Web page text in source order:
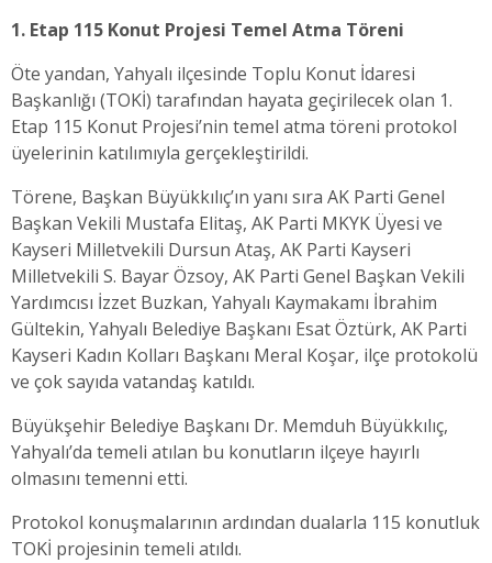
1. Etap 115 Konut Projesi Temel Atma Töreni
Öte yandan, Yahyalı ilçesinde Toplu Konut İdaresi
Başkanlığı (TOKİ) tarafından hayata geçirilecek olan 1.
Etap 115 Konut Projesi’nin temel atma töreni protokol
üyelerinin katılımıyla gerçekleştirildi.
Törene, Başkan Büyükkılıç’ın yanı sıra AK Parti Genel
Başkan Vekili Mustafa Elitaş, AK Parti MKYK Üyesi ve
Kayseri Milletvekili Dursun Ataş, AK Parti Kayseri
Milletvekili S. Bayar Özsoy, AK Parti Genel Başkan Vekili
Yardımcısı İzzet Buzkan, Yahyalı Kaymakamı İbrahim
Gültekin, Yahyalı Belediye Başkanı Esat Öztürk, AK Parti
Kayseri Kadın Kolları Başkanı Meral Koşar, ilçe protokolü
ve çok sayıda vatandaş katıldı.
Büyükşehir Belediye Başkanı Dr. Memduh Büyükkılıç,
Yahyalı’da temeli atılan bu konutların ilçeye hayırlı
olmasını temenni etti.
Protokol konuşmalarının ardından dualarla 115 konutluk
TOKİ projesinin temeli atıldı.